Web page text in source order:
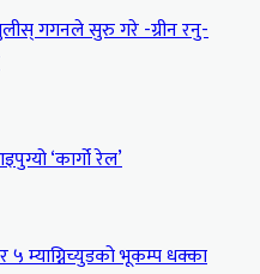
गगनले सुरु गरे -ग्रीन रनु-
‘कार्गो रेल’
म्याग्निच्युडको भूकम्प धक्का